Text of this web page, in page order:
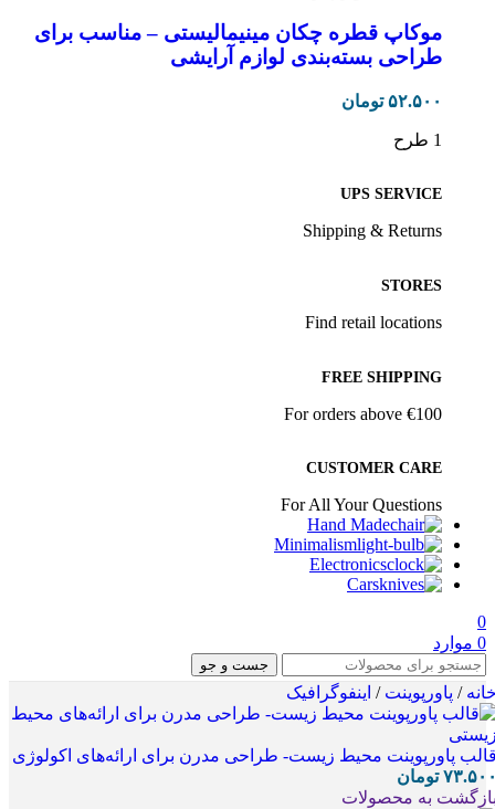
موکاپ قطره‌ چکان مینیمالیستی – مناسب برای
طراحی بسته‌بندی لوازم آرایشی
۵۲.۵۰۰ تومان
1 طرح
UPS SERVICE
Shipping & Returns
STORES
Find retail locations
FREE SHIPPING
For orders above €100
CUSTOMER CARE
For All Your Questions
Hand Made
Minimalism
Electronics
Cars
0
0 موارد
جست و جو
/ پاورپوینت/ اینفوگرافیک
پاورپوینت محیط زیست- طراحی مدرن برای ارائه‌های اکولوژی
تومان
به محصولات